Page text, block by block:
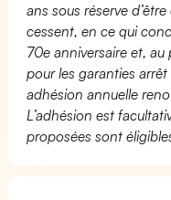
ans sous réserve
cessent, en ce qui
70e anniversaire et,
pour les garanties arrêt
adhésion annuelle
L’adhésion est
proposées sont